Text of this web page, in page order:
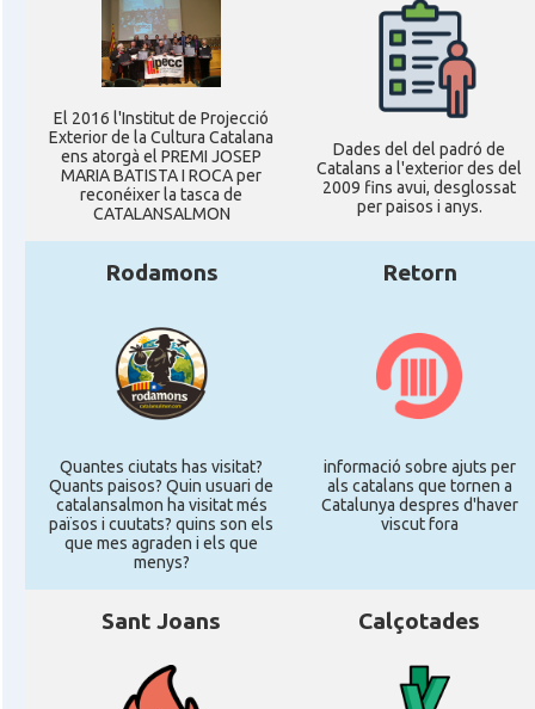
El 2016 l'Institut de Projecció
Exterior de la Cultura Catalana
ens atorgà el PREMI JOSEP
MARIA BATISTA I ROCA per
reconéixer la tasca de
CATALANSALMON
Dades del del padró de
Catalans a l'exterior des del
2009 fins avui, desglossat
per paisos i anys.
Rodamons
Quantes ciutats has visitat?
Quants paisos? Quin usuari de
catalansalmon ha visitat més
països i cuutats? quins son els
que mes agraden i els que
menys?
Retorn
informació sobre ajuts per
als catalans que tornen a
Catalunya despres d'haver
viscut fora
Sant Joans Calçotades